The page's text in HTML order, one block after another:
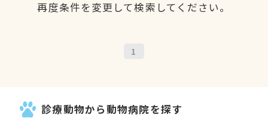
再度条件を変更して検索してください。
1
診療動物から動物病院を探す